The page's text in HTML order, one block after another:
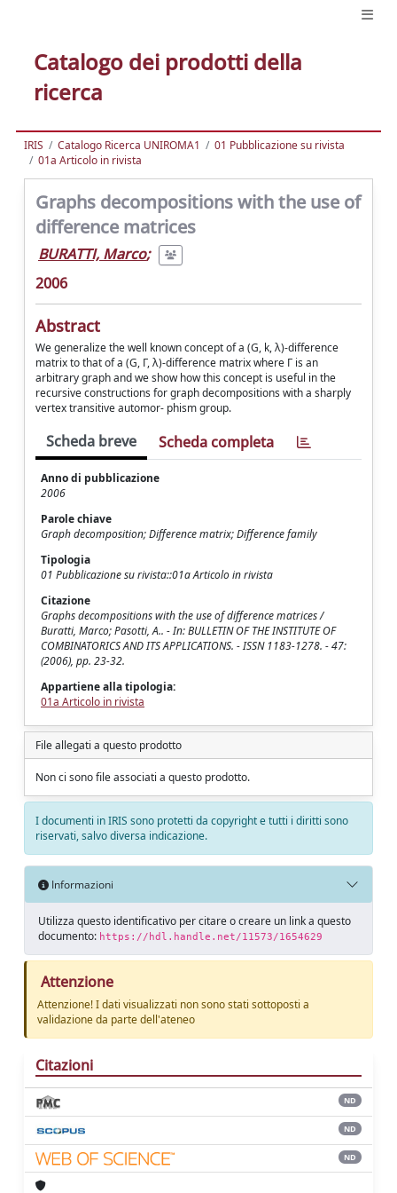
Catalogo dei prodotti della
ricerca
IRIS Catalogo Ricerca UNIROMA1
01 Pubblicazione su rivista
01a Articolo in rivista
Graphs decompositions with the use of
difference matrices
BURATTI, Marco;
2006
Abstract
We generalize the well known concept of a (G, k, λ)-difference
matrix to that of a (G, Γ, λ)-difference matrix where Γ is an
arbitrary graph and we show how this concept is useful in the
recursive constructions for graph decompositions with a sharply
vertex transitive automor- phism group.
Scheda breve Scheda completa
Anno di pubblicazione
2006
Parole chiave
Graph decomposition; Difference matrix; Difference family
Tipologia
01 Pubblicazione su rivista::01a Articolo in rivista
Citazione
Graphs decompositions with the use of difference matrices /
Buratti, Marco; Pasotti, A.. - In: BULLETIN OF THE INSTITUTE OF
COMBINATORICS AND ITS APPLICATIONS. - ISSN 1183-1278. - 47:
(2006), pp. 23-32.
Appartiene alla tipologia:
01a Articolo in rivista
File allegati a questo prodotto
Non ci sono file associati a questo prodotto.
I documenti in IRIS sono protetti da copyright e tutti i diritti sono
riservati, salvo diversa indicazione.
Informazioni
Utilizza questo identificativo per citare o creare un link a questo
documento: https://hdl.handle.net/11573/1654629
Attenzione
Attenzione! I dati visualizzati non sono stati sottoposti a
validazione da parte dell'ateneo
Citazioni
ND
ND
ND